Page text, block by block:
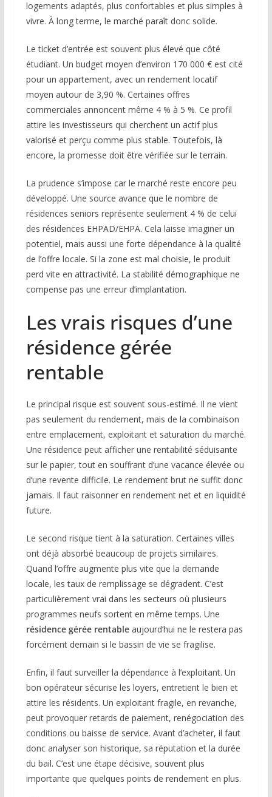
logements adaptés, plus confortables et plus simples à
vivre. À long terme, le marché paraît donc solide.
Le ticket d’entrée est souvent plus élevé que côté
étudiant. Un budget moyen d’environ 170 000 € est cité
pour un appartement, avec un rendement locatif
moyen autour de 3,90 %. Certaines offres
commerciales annoncent même 4 % à 5 %. Ce profil
attire les investisseurs qui cherchent un actif plus
valorisé et perçu comme plus stable. Toutefois, là
encore, la promesse doit être vérifiée sur le terrain.
La prudence s’impose car le marché reste encore peu
développé. Une source avance que le nombre de
résidences seniors représente seulement 4 % de celui
des résidences EHPAD/EHPA. Cela laisse imaginer un
potentiel, mais aussi une forte dépendance à la qualité
de l’offre locale. Si la zone est mal choisie, le produit
perd vite en attractivité. La stabilité démographique ne
compense pas une erreur d’implantation.
Les vrais risques d’une
résidence gérée
rentable
Le principal risque est souvent sous-estimé. Il ne vient
pas seulement du rendement, mais de la combinaison
entre emplacement, exploitant et saturation du marché.
Une résidence peut afficher une rentabilité séduisante
sur le papier, tout en souffrant d’une vacance élevée ou
d’une revente difficile. Le rendement brut ne suffit donc
jamais. Il faut raisonner en rendement net et en liquidité
future.
Le second risque tient à la saturation. Certaines villes
ont déjà absorbé beaucoup de projets similaires.
Quand l’offre augmente plus vite que la demande
locale, les taux de remplissage se dégradent. C’est
particulièrement vrai dans les secteurs où plusieurs
programmes neufs sortent en même temps. Une
résidence gérée rentableaujourd’hui ne le restera pas
forcément demain si le bassin de vie se fragilise.
Enfin, il faut surveiller la dépendance à l’exploitant. Un
bon opérateur sécurise les loyers, entretient le bien et
attire les résidents. Un exploitant fragile, en revanche,
peut provoquer retards de paiement, renégociation des
conditions ou baisse de service. Avant d’acheter, il faut
donc analyser son historique, sa réputation et la durée
du bail. C’est une étape décisive, souvent plus
importante que quelques points de rendement en plus.